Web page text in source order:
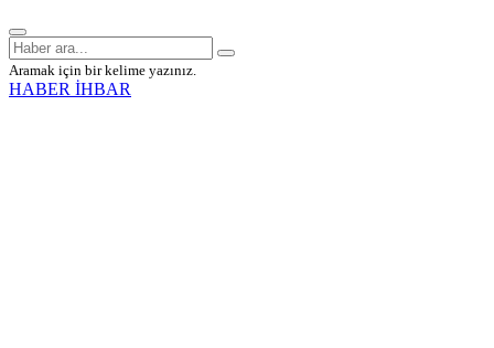
Aramak için bir kelime yazınız.
HABER İHBAR